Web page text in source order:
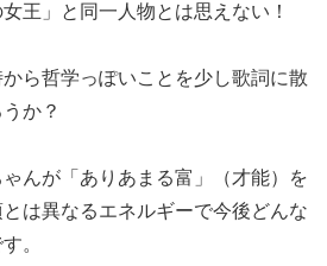
王」と同一人物とは思えない！
ら哲学っぽいことを少し歌詞に散
か？
んが「ありあまる富」（才能）を
は異なるエネルギーで今後どんな
。